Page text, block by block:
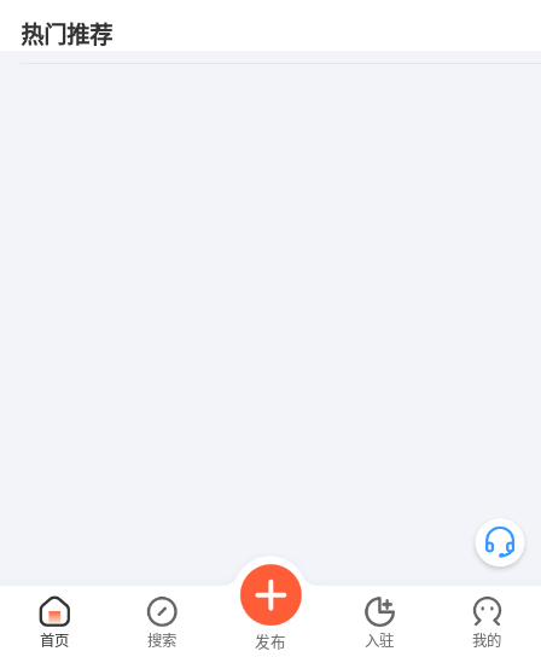
热门推荐
首页 搜索 发布 入驻 我的